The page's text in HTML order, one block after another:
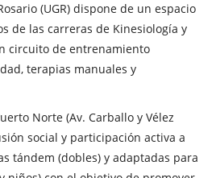
(UGR) dispone de un espacio
de las carreras de Kinesiología y
circuito de entrenamiento
terapias manuales y
Norte (Av. Carballo y Vélez
social y participación activa a
tándem (dobles) y adaptadas para